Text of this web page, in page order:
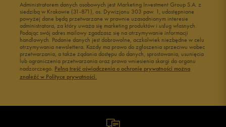
Administratorem danych osobowych jest Marketing Investment Group S.A. z
siedzibą w Krakowie (31-871), os. Dywizjonu 303 paw. 1, udostępnione
powyżej dane będą przetwarzane w prawnie uzasadnionym interesie
administratora, za który uważa się marketing produktów i usług własnych.
Podając swój adres mailowy zgadzasz się na otrzymywanie informacji
handlowych. Podanie danych jest dobrowolne, aczkolwiek niezbędne w celu
otrzymywania newslettera. Każdy ma prawo do zgłoszenia sprzeciwu wobec
przetwarzania, a także żądania dostępu do danych, sprostowania, usunięcia
lub ograniczenia przetwarzania oraz prawo wniesienia skargi do organu
nadzorczego. Pełną treść oświadczenia o ochronie prywatności można
znaleźć w Polityce prywatności.